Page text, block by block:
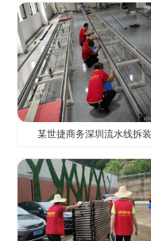
某世捷商务深圳流水线拆装